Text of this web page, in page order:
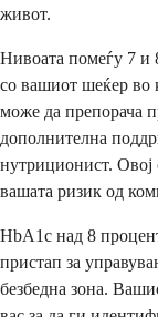
живот.
Нивоата помеѓу 7 и
со вашиот шеќер во
може да препорача
дополнителна
нутриционист. Овој
вашата ризик од
HbA1c над 8
пристап за
безбедна зона.